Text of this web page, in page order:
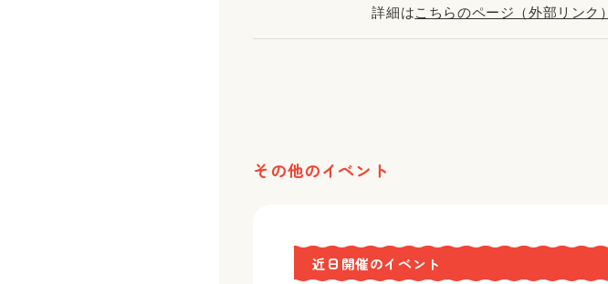
詳細はこちらのページ（外部リンク）
その他のイベント
近日開催のイベント